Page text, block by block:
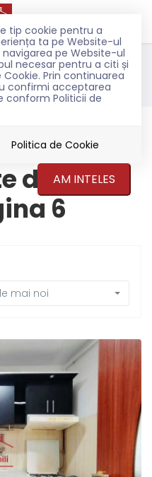
tip cookie pentru a
ta pe Website-ul
pe Website-ul
necesar pentru a citi și
Prin continuarea
confirmi acceptarea
conform Politicii de
Politica de Cookie
AM INTELES
de
6
mai noi